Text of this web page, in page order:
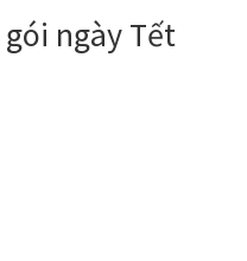
ngày Tết